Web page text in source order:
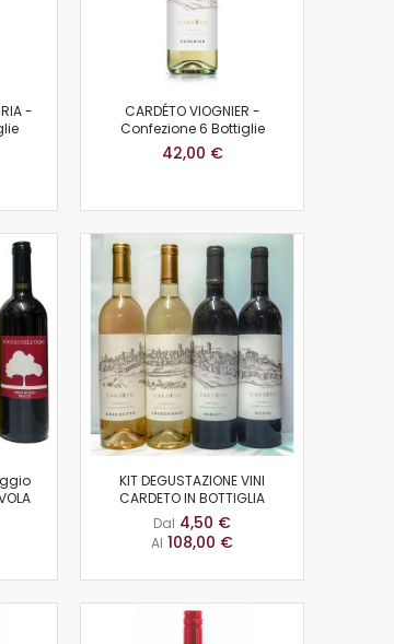
-
CARDÉTO VIOGNIER -
Confezione 6 Bottiglie
42,00 €
KIT DEGUSTAZIONE VINI
CARDETO IN BOTTIGLIA
Dal 4,50 €
Al 108,00 €